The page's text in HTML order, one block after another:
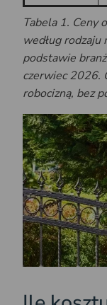
Tabela 1. Ceny
według rodzaju
podstawie
czerwiec 2026.
robocizną, bez